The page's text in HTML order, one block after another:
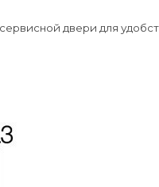
двери для